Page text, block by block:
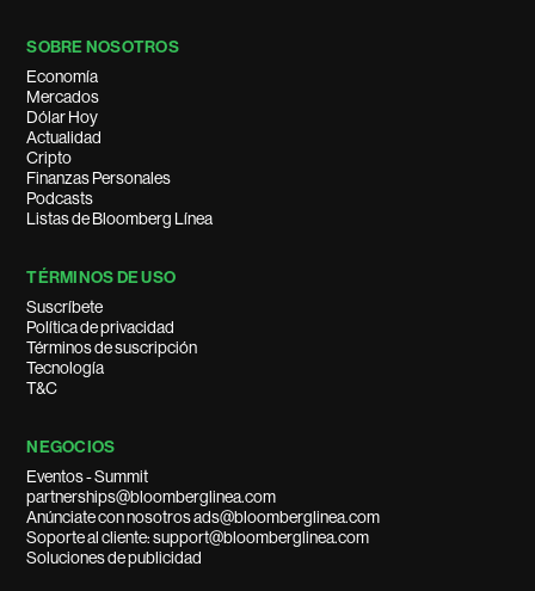
SOBRE NOSOTROS
Economía
Mercados
Dólar Hoy
Actualidad
Cripto
Finanzas Personales
Podcasts
Listas de Bloomberg Línea
TÉRMINOS DE USO
Suscríbete
Política de privacidad
Términos de suscripción
Tecnología
T&C
NEGOCIOS
Eventos - Summit
partnerships@bloomberglinea.com
Anúnciate con nosotros ads@bloomberglinea.com
Soporte al cliente: support@bloomberglinea.com
Soluciones de publicidad